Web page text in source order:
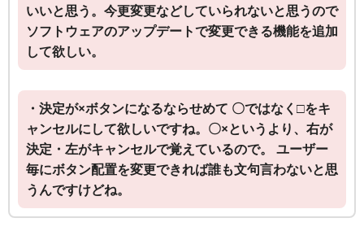
いいと思う。今更変更などしていられないと思うので
ソフトウェアのアップデートで変更できる機能を追加
して欲しい。
・決定が×ボタンになるならせめて 〇ではなく□をキ
ャンセルにして欲しいですね。〇×というより、右が
決定・左がキャンセルで覚えているので。 ユーザー
毎にボタン配置を変更できれば誰も文句言わないと思
うんですけどね。